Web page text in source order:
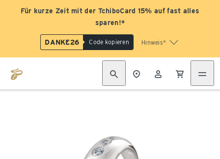
Für kurze Zeit mit der TchiboCard 15% auf fast alles
sparen!*
DANKE26 Code kopieren Hinweis*